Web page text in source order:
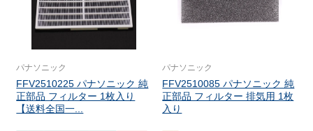
パナソニック
FFV2510225 パナソニック 純
正部品 フィルター 1枚入り
【送料全国一...
パナソニック
FFV2510085 パナソニック 純
正部品 フィルター 排気用 1枚
入り